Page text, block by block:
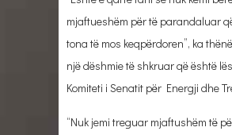
mjaftueshëm për të parandaluar
tona të mos keqpërdoren”, ka
një dëshmie të shkruar që është
Komiteti i Senatit për Energji dhe
“Nuk jemi treguar mjaftushëm të